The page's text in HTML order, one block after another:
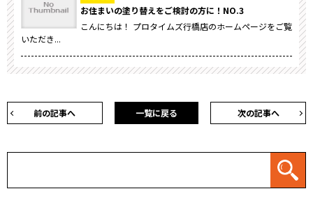
お住まいの塗り替えをご検討の方に！NO.3
こんにちは！ プロタイムズ行橋店のホームページをご覧
いただき...
前の記事へ 次の記事へ
一覧に戻る